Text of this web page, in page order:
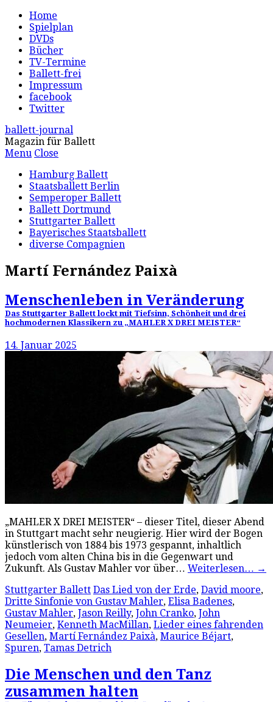
Home
Spielplan
DVDs
Bücher
TV-Termine
Ballett-frei
Impressum
facebook
Twitter
ballett-journal
Magazin für Ballett
Menu Close
Hamburg Ballett
Staatsballett Berlin
Semperoper Ballett
Ballett Dortmund
Stuttgarter Ballett
Bayerisches Staatsballett
diverse Compagnien
Martí Fernández Paixà
Menschenleben in Veränderung
Das Stuttgarter Ballett lockt mit Tiefsinn, Schönheit und drei
hochmodernen Klassikern zu „MAHLER X DREI MEISTER“
14. Januar 2025
„MAHLER X DREI MEISTER“ – dieser Titel, dieser Abend
in Stuttgart macht sehr neugierig. Hier wird der Bogen
künstlerisch von 1884 bis 1973 gespannt, inhaltlich
jedoch vom alten China bis in die Gegenwart und
Zukunft. Als Gustav Mahler vor über… Weiterlesen… →
Stuttgarter Ballett Das Lied von der Erde, David moore,
Dritte Sinfonie von Gustav Mahler, Elisa Badenes,
Gustav Mahler, Jason Reilly, John Cranko, John
Neumeier, Kenneth MacMillan, Lieder eines fahrenden
Gesellen, Martí Fernández Paixà, Maurice Béjart,
Spuren, Tamas Detrich
Die Menschen und den Tanz
zusammen halten